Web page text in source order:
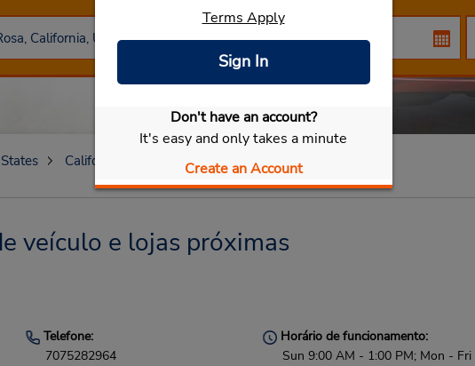
Selecionar meu carro
Terms Apply
Sign In
Don't have an account?
It's easy and only takes a minute
Create an Account
California Santa Rosa
veículo e lojas próximas
Telefone:
7075282964
Horário de funcionamento:
Sun 9:00 AM - 1:00 PM; Mon - Fri